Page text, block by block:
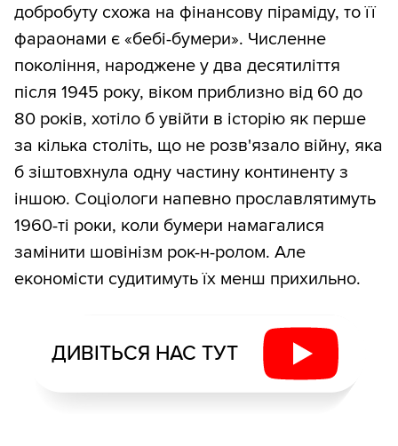
добробуту схожа на фінансову піраміду, то її
фараонами є «бебі-бумери». Численне
покоління, народжене у два десятиліття
після 1945 року, віком приблизно від 60 до
80 років, хотіло б увійти в історію як перше
за кілька століть, що не розв'язало війну, яка
б зіштовхнула одну частину континенту з
іншою. Соціологи напевно прославлятимуть
1960-ті роки, коли бумери намагалися
замінити шовінізм рок-н-ролом. Але
економісти судитимуть їх менш прихильно.
ДИВІТЬСЯ НАС ТУТ